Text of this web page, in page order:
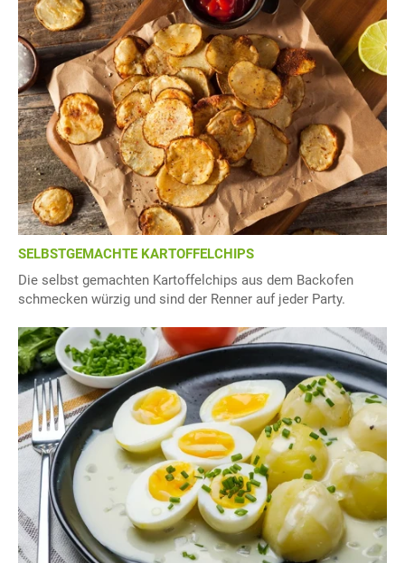
SELBSTGEMACHTE KARTOFFELCHIPS
Die selbst gemachten Kartoffelchips aus dem Backofen
schmecken würzig und sind der Renner auf jeder Party.